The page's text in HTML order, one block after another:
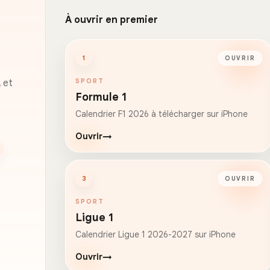
et
À ouvrir en premier
1 OUVRIR
SPORT
Formule 1
Calendrier F1 2026 à télécharger sur iPhone
Ouvrir→
3 OUVRIR
SPORT
Ligue 1
Calendrier Ligue 1 2026-2027 sur iPhone
Ouvrir→